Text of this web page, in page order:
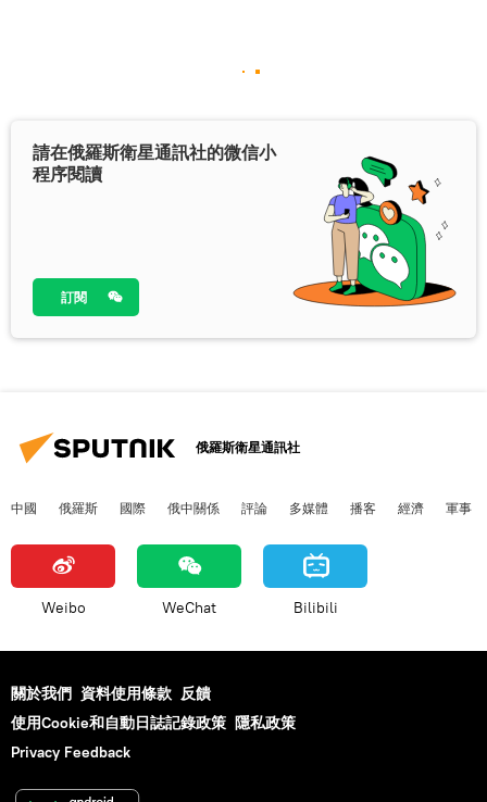
請在俄羅斯衛星通訊社的微信小
程序閱讀
訂閱
俄羅斯衛星通訊社
中國 俄羅斯 國際 俄中關係 評論 多媒體 播客 經濟 軍事
Weibo WeChat Bilibili
關於我們 資料使用條款 反饋
使用Cookie和自動日誌記錄政策 隱私政策
Privacy Feedback